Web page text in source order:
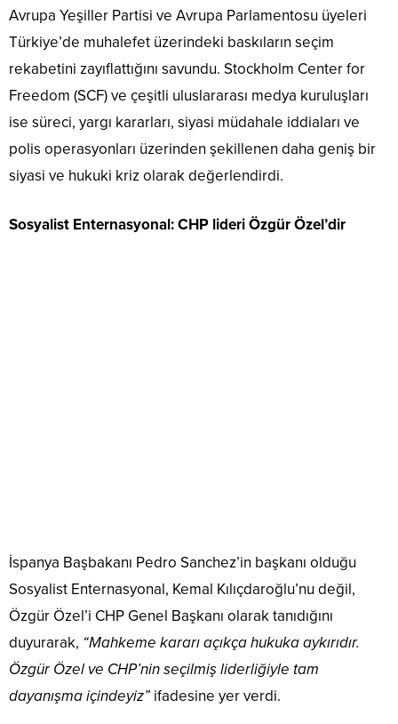
Avrupa Yeşiller Partisi ve Avrupa Parlamentosu üyeleri
Türkiye’de muhalefet üzerindeki baskıların seçim
rekabetini zayıflattığını savundu. Stockholm Center for
Freedom (SCF) ve çeşitli uluslararası medya kuruluşları
ise süreci, yargı kararları, siyasi müdahale iddiaları ve
polis operasyonları üzerinden şekillenen daha geniş bir
siyasi ve hukuki kriz olarak değerlendirdi.
Sosyalist Enternasyonal: CHP lideri Özgür Özel’dir
İspanya Başbakanı Pedro Sanchez’in başkanı olduğu
Sosyalist Enternasyonal, Kemal Kılıçdaroğlu’nu değil,
Özgür Özel’i CHP Genel Başkanı olarak tanıdığını
duyurarak, “Mahkeme kararı açıkça hukuka aykırıdır.
Özgür Özel ve CHP’nin seçilmiş liderliğiyle tam
dayanışma içindeyiz” ifadesine yer verdi.